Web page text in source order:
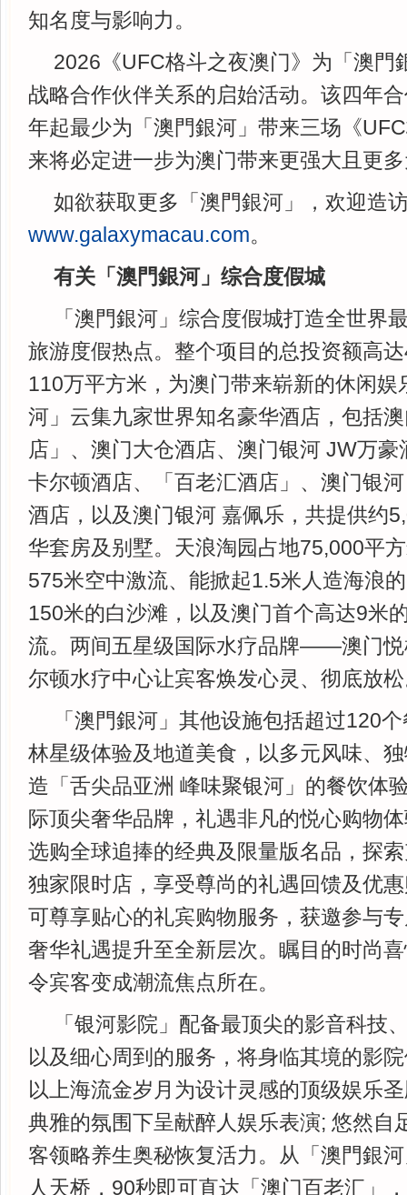
知名度与影响力。
2026《UFC格斗之夜澳门》为「澳門
战略合作伙伴关系的启始活动。该四年
年起最少为「澳門銀河」带来三场《
来将必定进一步为澳门带来更强大且更
如欲获取更多「澳門銀河」，欢迎造
www.galaxymacau.com。
有关「澳門銀河」综合度假城
「澳門銀河」综合度假城打造全世界
旅游度假热点。整个项目的总投资额高
110万平方米，为澳门带来崭新的休闲娱
河」云集九家世界知名豪华酒店，包括
店」、澳门大仓酒店、澳门银河 JW万
卡尔顿酒店、「百老汇酒店」、澳门银
酒店，以及澳门银河 嘉佩乐，共提供约
华套房及别墅。天浪淘园占地75,000平
575米空中激流、能掀起1.5米人造海浪
150米的白沙滩，以及澳门首个高达9米
流。两间五星级国际水疗品牌——澳门悦
尔顿水疗中心让宾客焕发心灵、彻底放
「澳門銀河」其他设施包括超过120
林星级体验及地道美食，以多元风味、
造「舌尖品亚洲 峰味聚银河」的餐饮体
际顶尖奢华品牌，礼遇非凡的悦心购物
选购全球追捧的经典及限量版名品，探
独家限时店，享受尊尚的礼遇回馈及优
可尊享贴心的礼宾购物服务，获邀参与
奢华礼遇提升至全新层次。瞩目的时尚
令宾客变成潮流焦点所在。
「银河影院」配备最顶尖的影音科技
以及细心周到的服务，将身临其境的影
以上海流金岁月为设计灵感的顶级娱乐
典雅的氛围下呈献醉人娱乐表演; 悠然自
客领略养生奥秘恢复活力。从「澳門銀
人天桥，90秒即可直达「澳门百老汇」